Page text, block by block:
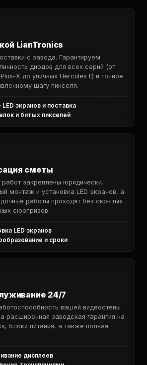
LianTronics
с завода. Гарантируем
диодов для всех серий (от
X до уличных Hercules II) и точное
шагу пикселя.
экранов и поставка
и битых пикселей
сметы
закреплены юридически.
монтаж и установка LED экранов, а
работы проходят без скрытых
сюрпризов.
LED экранов
и сроки
24/7
вашей видеостены
расширенная заводская гарантия на
блоки питания, а также полная
дисплеев